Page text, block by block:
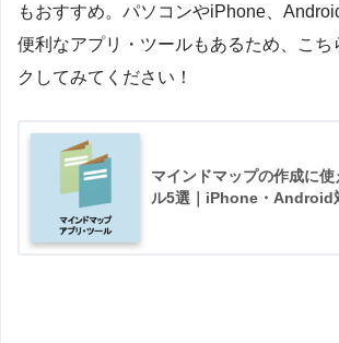
もおすすめ。パソコンやiPhone、
便利なアプリ・ツールもあるため、こち
クしてみてください！
マインドマップの作成に
ル5選｜iPhone・Android